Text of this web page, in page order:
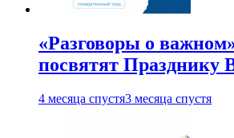
«Разговоры о
посвятят Празднику
4 месяца спустя3 месяца спустя